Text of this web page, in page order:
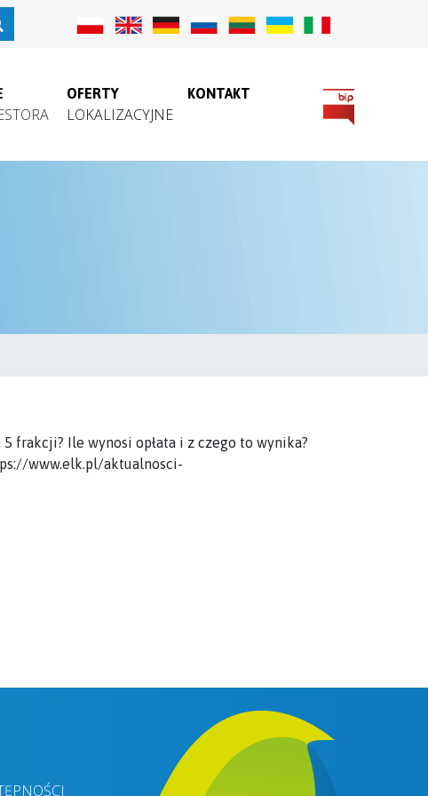
OFERTY
LOKALIZACYJNE
KONTAKT
frakcji? Ile wynosi opłata i z czego to wynika?
www.elk.pl/aktualnosci-